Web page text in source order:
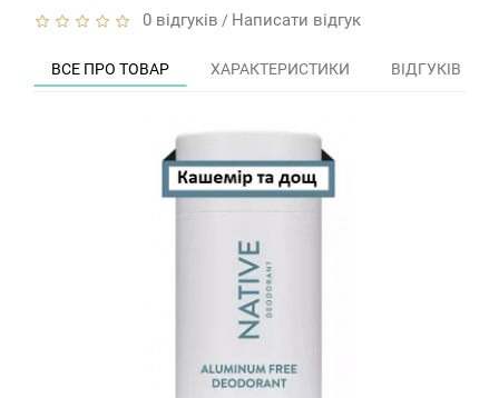
0 відгуків / Написати відгук
ВСЕ ПРО ТОВАР ХАРАКТЕРИСТИКИ ВІДГУКІВ (0)